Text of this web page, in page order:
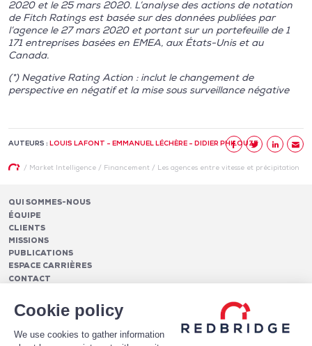
Cookie policy
We use cookies to gather information
2020 et le 25 mars 2020. L’analyse des actions de notation
de Fitch Ratings est basée sur des données publiées par
l’agence le 27 mars 2020 et portant sur un portefeuille de 1
171 entreprises basées en EMEA, aux États-Unis et au
Canada.
(*) Negative Rating Action : inclut le changement de
perspective en négatif et la mise sous surveillance négative
AUTEURS : LOUIS LAFONT - EMMANUEL LÉCHÈRE - DIDIER PHILOUZE
/ Market Intelligence/ Financement/ Les agences entre vitesse et précipitation
QUI SOMMES-NOUS
ÉQUIPE
CLIENTS
MISSIONS
PUBLICATIONS
ESPACE CARRIÈRES
CONTACT
Pilotage des relations bancaires
Conseil en notation et optimisation du profil de crédit
CASH MANAGEMENT ET TRÉSORERIE
Frais et services bancaires